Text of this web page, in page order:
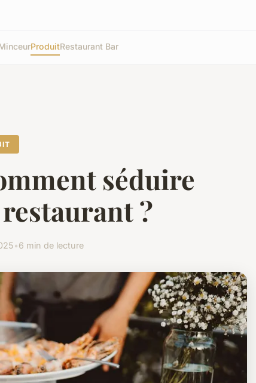
ProduitRestaurant Bar
séduire
?
•6 min de lecture